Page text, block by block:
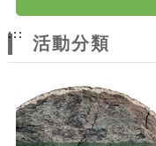
:::
活動分類